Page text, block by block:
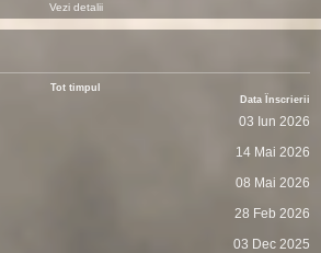
Vezi detalii
Tot timpul
Data Înscrierii
03 Iun 2026
14 Mai 2026
08 Mai 2026
28 Feb 2026
03 Dec 2025